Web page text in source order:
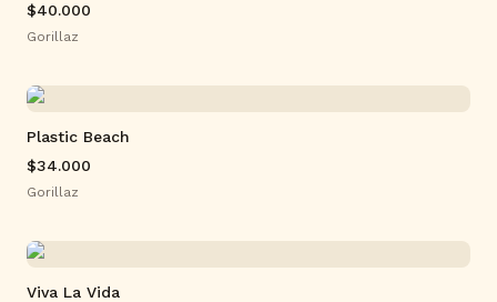
$40.000
Gorillaz
Plastic Beach
$34.000
Gorillaz
Viva La Vida